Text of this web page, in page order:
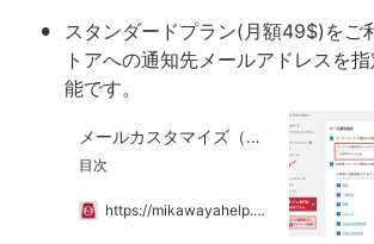
•
スタンダードプラン(月額49$)をご
トアへの通知先メールアドレスを
能です。
メールカスタマイズ（⚠️スタンダードプラン以上限定）
目次
https://mikawayahelp.oopy.io/e8d2769c-9273-4f11-8792-5ea23cc9209e